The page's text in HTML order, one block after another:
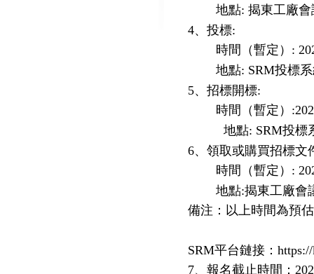
地點: 揭東工廠
4、投標:
時間（暫定） :
地點: SRM投標
5、招標開標:
時間（暫定）
地點: SRM投標
6、領取或購買招標文
時間（暫定） :
地點:揭東工廠會
備注：以上時間為預
SRM平台鏈接：
7、報名截止時間：